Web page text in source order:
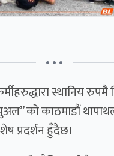
• • •
स्थानिय रुपमै
को काठमाडौं
प्रदर्शन हुँदैछ।